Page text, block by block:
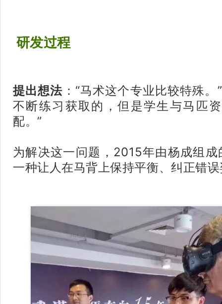
研发过程
提出想法 ：“马术这个专业比较特殊
不断练习获取的，但是学生与马匹
配。”
为解决这一问题，2015年由杨成组
一种让人在马背上保持平衡、纠正错